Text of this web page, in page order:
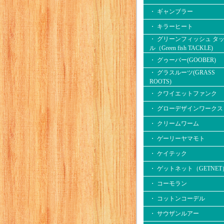
・ ギャンブラー
・ キラーヒート
・ グリーンフィッシュ タ
ル（Green fish TACKLE)
・ グゥーバー(GOOBER)
・ グラスルーツ(GRASS
ROOTS)
・ クワイエットファンク
・ グローデザインワークス
・ クリームワーム
・ ゲーリーヤマモト
・ ケイテック
・ ゲットネット（GETNET
・ コーモラン
・ コットンコーデル
・ サウザンルアー